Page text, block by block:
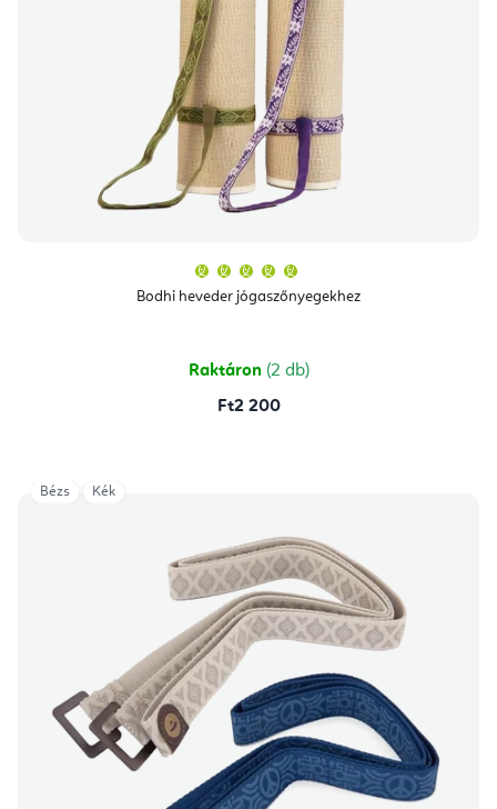
Bodhi heveder jógaszőnyegekhez
átlagos
értékelése
csillag.
Raktáron (2 db)
Ft2 200
Bézs Kék